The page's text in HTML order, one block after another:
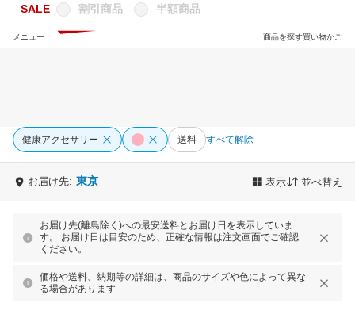
買い物かご
商品を探す
メニュー
SALE 割引商品 半額商品
健康アクセサリー 送料 すべて解除
お届け先: 東京 表示 並べ替え
お届け先(離島除く)への最安送料とお届け日を表示していま
す。 お届け日は目安のため、正確な情報は注文画面でご確認
ください。
価格や送料、納期等の詳細は、商品のサイズや色によって異な
る場合があります